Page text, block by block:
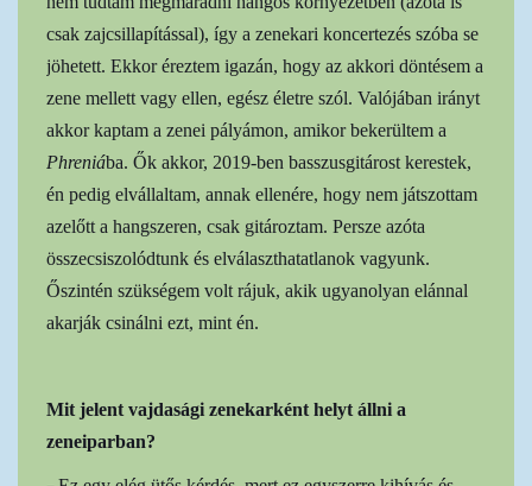
csak zajcsillapítással), így a zenekari koncertezés szóba se
jöhetett. Ekkor éreztem igazán, hogy az akkori döntésem a
zene mellett vagy ellen, egész életre szól. Valójában irányt
akkor kaptam a zenei pályámon, amikor bekerültem a
Phreniába. Ők akkor, 2019-ben basszusgitárost kerestek,
én pedig elvállaltam, annak ellenére, hogy nem játszottam
azelőtt a hangszeren, csak gitároztam. Persze azóta
összecsiszolódtunk és elválaszthatatlanok vagyunk.
Őszintén szükségem volt rájuk, akik ugyanolyan elánnal
akarják csinálni ezt, mint én.
Mit jelent vajdasági zenekarként helyt állni a
zeneiparban?